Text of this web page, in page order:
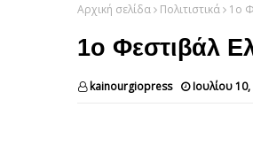
Αρχική σελίδα Πολιτιστικά 1ο
1ο Φεστιβάλ
kainourgiopress Ιουλίου